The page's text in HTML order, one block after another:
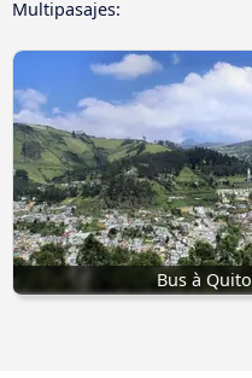
Multipasajes:
Bus à Quito